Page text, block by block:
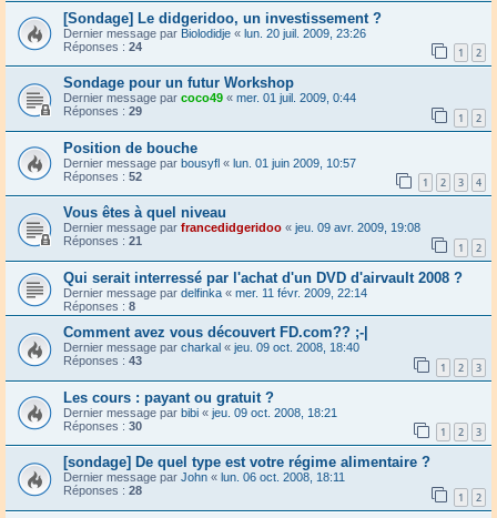
[Sondage] Le didgeridoo, un investissement ?
Dernier message par Biolodidje « lun. 20 juil. 2009, 23:26
Réponses : 24 1 2
Sondage pour un futur Workshop
Dernier message par coco49 « mer. 01 juil. 2009, 0:44
Réponses : 29 1 2
Position de bouche
Dernier message par bousyfl « lun. 01 juin 2009, 10:57
Réponses : 52 1 2 3 4
Vous êtes à quel niveau
Dernier message par francedidgeridoo « jeu. 09 avr. 2009, 19:08
Réponses : 21 1 2
Qui serait interressé par l'achat d'un DVD d'airvault 2008 ?
Dernier message par delfinka « mer. 11 févr. 2009, 22:14
Réponses : 8
Comment avez vous découvert FD.com?? ;-|
Dernier message par charkal « jeu. 09 oct. 2008, 18:40
Réponses : 43 1 2 3
Les cours : payant ou gratuit ?
Dernier message par bibi « jeu. 09 oct. 2008, 18:21
Réponses : 30 1 2 3
[sondage] De quel type est votre régime alimentaire ?
Dernier message par John « lun. 06 oct. 2008, 18:11
Réponses : 28 1 2